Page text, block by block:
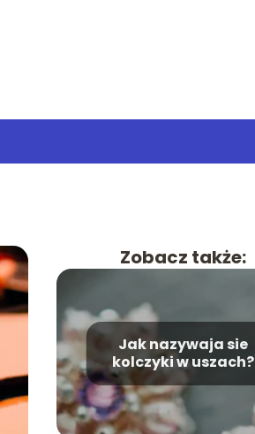
Zobacz także:
Jak nazywaja sie
kolczyki w uszach?